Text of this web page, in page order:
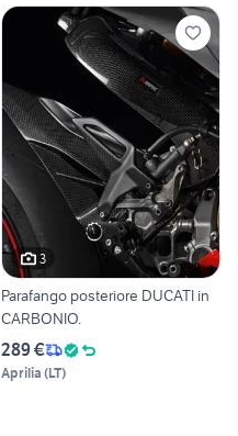
3
Parafango posteriore DUCATI in
CARBONIO.
289 €
Aprilia (LT)